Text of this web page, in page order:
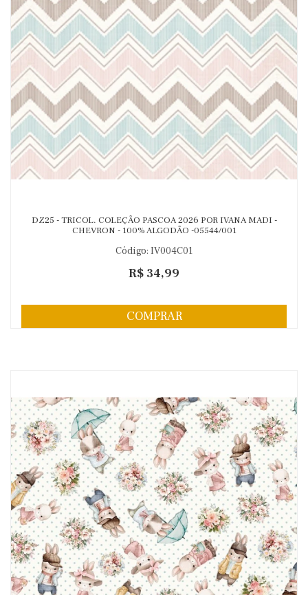
DZ25 - TRICOL. COLEÇÃO PASCOA 2026 POR IVANA MADI -
CHEVRON - 100% ALGODÃO -05544/001
Código: IV004C01
R$ 34,99
COMPRAR